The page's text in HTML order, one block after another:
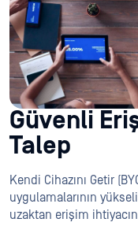
Güvenli
Talep
Kendi Cihazını Getir
uygulamalarının
uzaktan erişim